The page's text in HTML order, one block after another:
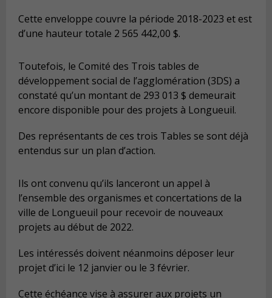
Cette enveloppe couvre la période 2018-2023 et est
d’une hauteur totale 2 565 442,00 $.
Toutefois, le Comité des Trois tables de
développement social de l’agglomération (3DS) a
constaté qu’un montant de 293 013 $ demeurait
encore disponible pour des projets à Longueuil.
Des représentants de ces trois Tables se sont déjà
entendus sur un plan d’action.
Ils ont convenu qu’ils lanceront un appel à
l’ensemble des organismes et concertations de la
ville de Longueuil pour recevoir de nouveaux
projets au début de 2022.
Les intéressés doivent néanmoins déposer leur
projet d’ici le 12 janvier ou le 3 février.
Cette échéance vise à assurer aux projets un